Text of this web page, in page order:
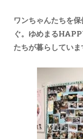
ワンちゃんたちを
ぐ。 ゆめまる
たちが暮らしていま